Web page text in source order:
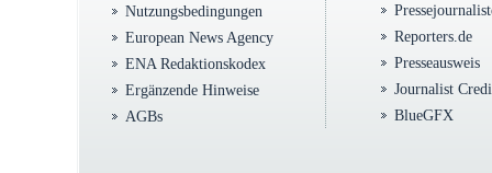
Nutzungsbedingungen
European News Agency
ENA Redaktionskodex
Ergänzende Hinweise
AGBs
Reporters.de
Presseausweis
Journalist
BlueGFX